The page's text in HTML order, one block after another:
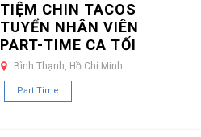
TIỆM CHIN TACOS
TUYỂN NHÂN VIÊN
PART-TIME CA TỐI
Bình Thạnh, Hồ Chí Minh
Part Time